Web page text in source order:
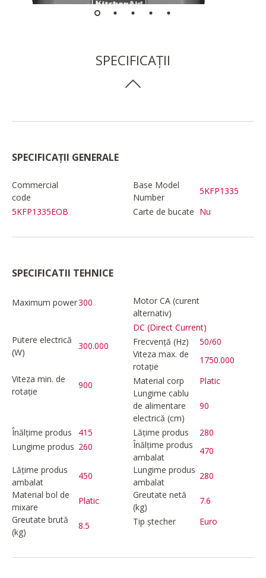
SPECIFICAȚII
SPECIFICAȚII GENERALE
Commercial
code
5KFP1335EOB
Base Model
Number
5KFP1335
Carte de bucate Nu
SPECIFICATII TEHNICE
Maximum power300
Motor CA (curent
alternativ)
DC (Direct Current)
Putere electrică
(W)
300.000 Frecvență (Hz)
50/60
Viteza max. de
rotație
1750.000
Viteza min. de
rotație
900 Material corp
Platic
Lungime cablu
de alimentare
electrică (cm)
90
Înălțime produs 415 Lățime produs
280
Lungime produs 260
Înălțime produs
ambalat
470
Lățime produs
ambalat
450
Lungime produs
ambalat
280
Material bol de
mixare
Platic
Greutate netă
(kg)
7.6
Greutate brută
(kg)
8.5 Tip ștecher Euro